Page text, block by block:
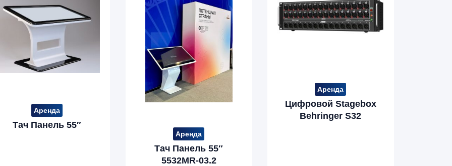
Аренда
Тач Панель 55″
Аренда
Тач Панель 55″
5532MR-03.2
Аренда
Цифровой Stagebox
Behringer S32